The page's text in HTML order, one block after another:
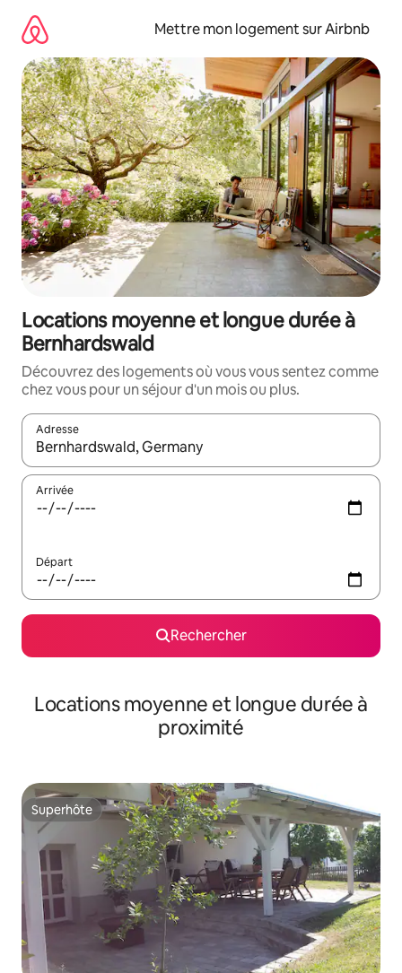
directement
contenu
Mettre mon logement sur Airbnb
Locations moyenne et longue durée à
Bernhardswald
Découvrez des logements où vous vous sentez comme
chez vous pour un séjour d'un mois ou plus.
Adresse
Lorsque les résultats s'affichent, utilisez les flèches vers le
Arrivée
Départ
Rechercher
Locations moyenne et longue durée à
proximité
Superhôte
Superhôte